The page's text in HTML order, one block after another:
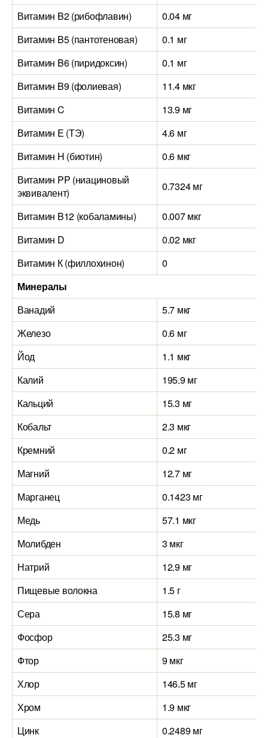
Витамин B2 (рибофлавин)
0.04 мг
Витамин B5 (пантотеновая)
0.1 мг
Витамин B6 (пиридоксин)
0.1 мг
Витамин B9 (фолиевая)
11.4 мкг
Витамин C
13.9 мг
Витамин E (ТЭ)
4.6 мг
Витамин H (биотин)
0.6 мкг
Витамин PP (ниациновый
эквивалент)
0.7324 мг
Витамин B12 (кобаламины)
0.007 мкг
Витамин D
0.02 мкг
Витамин К (филлохинон)
0
Минералы
Ванадий
5.7 мкг
Железо
0.6 мг
Йод
1.1 мкг
Калий
195.9 мг
Кальций
15.3 мг
Кобальт
2.3 мкг
Кремний
0.2 мг
Магний
12.7 мг
Марганец
0.1423 мг
Медь
57.1 мкг
Молибден
3 мкг
Натрий
12.9 мг
Пищевые волокна
1.5 г
Сера
15.8 мг
Фосфор
25.3 мг
Фтор
9 мкг
Хлор
146.5 мг
Хром
1.9 мкг
Цинк
0.2489 мг